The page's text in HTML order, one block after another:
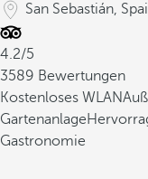
San Sebastián,
4.2/5
3589 Bewertungen
Kostenloses WLAN
Gartenanlage
Gastronomie